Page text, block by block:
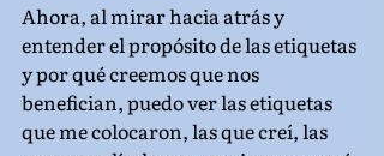
Ahora, al mirar hacia atrás y
entender el propósito de las etiquetas
y por qué creemos que nos
benefician, puedo ver las etiquetas
que me colocaron, las que creí, las